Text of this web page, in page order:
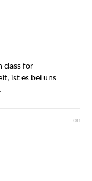
class for
ist es bei uns
on